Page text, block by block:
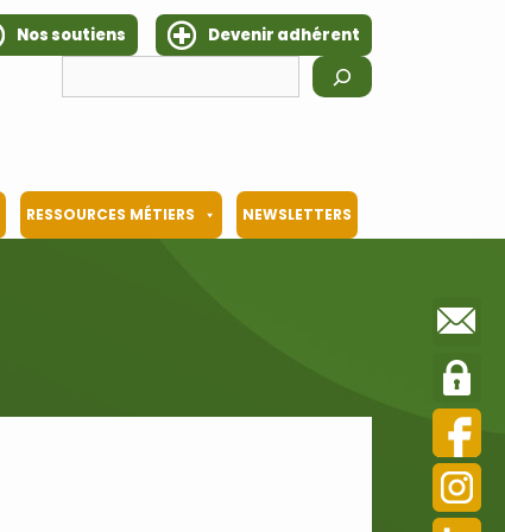
Nos soutiens
Devenir adhérent
RESSOURCES MÉTIERS NEWSLETTERS